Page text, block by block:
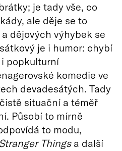
je tady vše, co
ale děje se to
dějových výhybek se
je i humor: chybí
popkulturní
komedie ve
devadesátých. Tady
situační a téměř
Působí to mírně
to modu,
Thingsa další